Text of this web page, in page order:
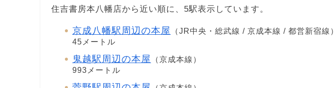
住吉書房本八幡店から近い順に、5駅表示しています。
京成八幡駅周辺の本屋
（JR中央・総武線 / 京成本線 / 都営新宿線）
45メートル
鬼越駅周辺の本屋
（京成本線）
993メートル